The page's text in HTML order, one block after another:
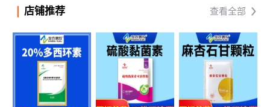
店铺推荐 查看全部